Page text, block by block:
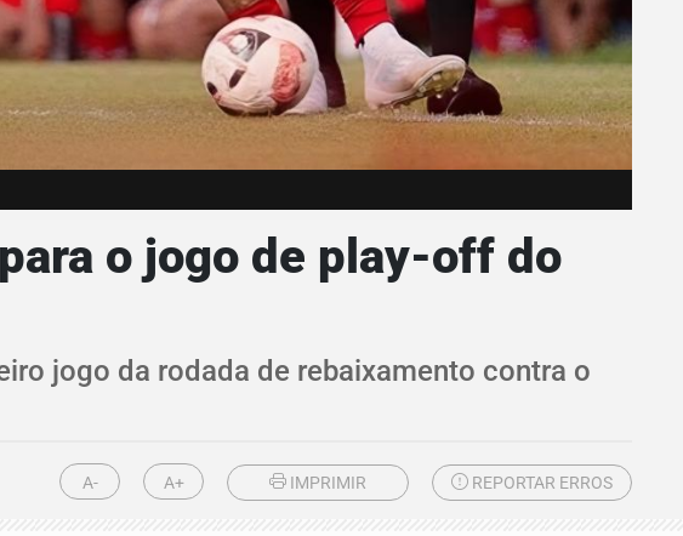
o jogo de play-off do
jogo da rodada de rebaixamento contra o
A- A+ IMPRIMIR REPORTAR ERROS